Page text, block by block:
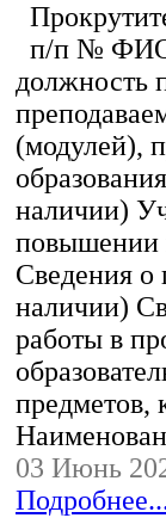
п/п № ФИО
должность
(модулей),
наличии)
повышении
Сведения о
наличии)
работы в
предметов,
03 Июнь